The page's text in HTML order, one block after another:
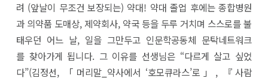
려 (앞날이 무조건 보장되는) 약대! 약대 졸업 후에는 종합병원
과 의약품 도매상, 제약회사, 약국 등을 두루 거치며 스스로를 불
태우던 어느 날, 일을 그만두고 인문학공동체 문탁네트워크
를 찾아가게 됩니다. 그 이유를 선생님은 “다르게 살고 싶었
다”(김정선, 「머리말_약사에서 ‘호모큐라스’로」, 『사람